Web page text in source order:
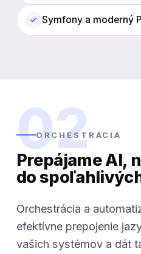
Symfony a moderný
02
ORCHESTRÁCIA
Prepájame AI,
do
Orchestrácia a
efektívne prepojenie
vašich systémov a dát